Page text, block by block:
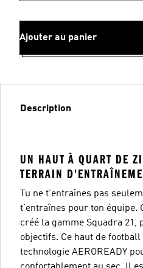
Ajouter au panier
Description
UN HAUT À QUART DE
TERRAIN
Tu ne t’entraînes pas
t’entraînes pour ton équipe.
créé la gamme Squadra 21,
objectifs. Ce haut de
technologie AEROREADY